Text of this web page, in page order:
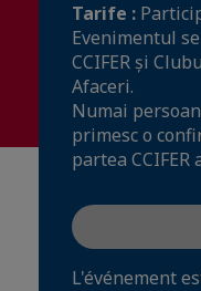
Tarife :
Evenimentul
CCIFER și
Afaceri.
Numai
primesc o
partea CCIFER
L'événement